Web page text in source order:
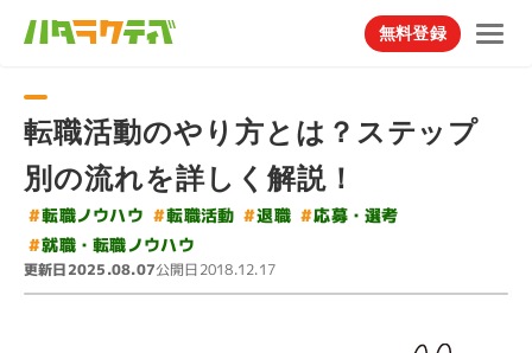
無料登録
転職活動のやり方とは？ステップ
別の流れを詳しく解説！
#転職ノウハウ #転職活動 #退職 #応募・選考
#就職・転職ノウハウ
更新日2025.08.07公開日2018.12.17